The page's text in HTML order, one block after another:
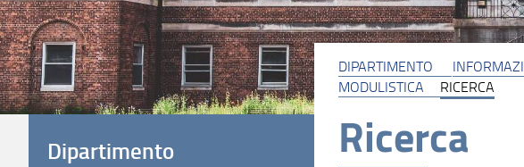
DIPARTIMENTO
MODULISTICA
RICERCA
Ricerca
Dipartimento